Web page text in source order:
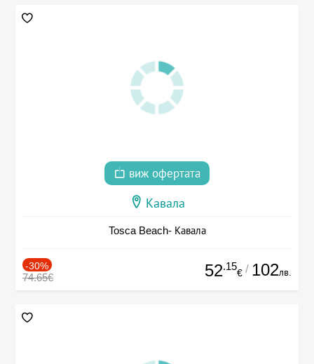
виж офертата
Кавала
Tosca Beach- Кавала
-30%
74.65€ 52.15
€ / 102лв.